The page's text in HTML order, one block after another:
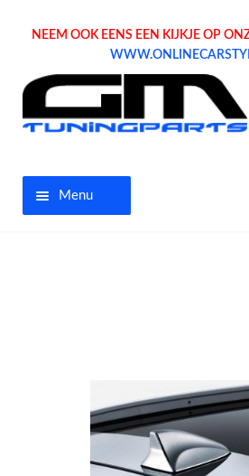
NEEM OOK EENS EEN KIJKJE OP
Menu
Tuning parts